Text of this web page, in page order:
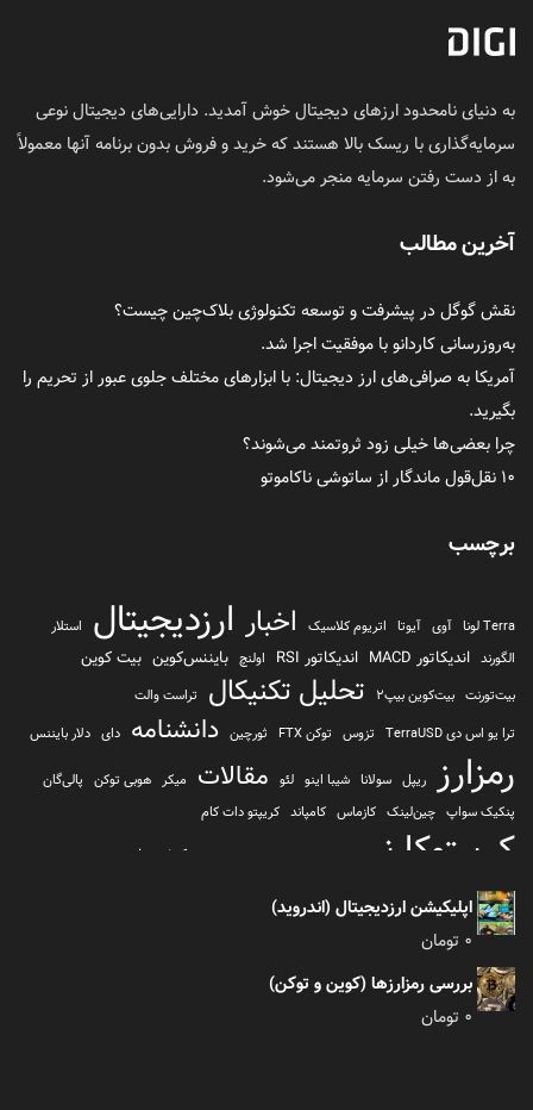
به دنیای نامحدود ارزهای دیجیتال خوش آمدید. دارایی‌های دیجیتال نوعی
سرمایه‌گذاری با ریسک بالا هستند که خرید و فروش بدون برنامه آنها معمولاً
به از دست رفتن سرمایه منجر می‌شود.
آخرین مطالب
نقش گوگل در پیشرفت و توسعه تکنولوژی بلاک‌چین چیست؟
به‌روزرسانی کاردانو با موفقیت اجرا شد.
آمریکا به صرافی‌های ارز دیجیتال: با ابزارهای مختلف جلوی عبور از تحریم را
بگیرید.
چرا بعضی‌ها خیلی زود ثروتمند می‌شوند؟
۱۰ نقل‌قول ماندگار از ساتوشی ناکاموتو
برچسب
Terra لونا آوی آیوتا اتریوم کلاسیک اخبار ارزدیجیتال
استلار
الگورند اندیکاتور MACD اندیکاتور RSI اولنچ بایننس‌کوین بیت کوین
بیت‌تورنت بیت‌کوین بیپ2 تحلیل تکنیکال
تراست والت
ترا یو اس دی TerraUSD
تزوس توکن FTX ثورچین دانشنامه دای دلار بایننس
رمزارز ریپل سولانا شیبا اینو لئو مقالات میکر هوبی توکن پالی‌گان
پنکیک سواپ چین‌لینک کازماس کامپاند کریپتو دات کام
کریپتوکارنسی کیف پول
کیف پول تراست والت
اپلیکیشن ارزدیجیتال (اندروید)
0 تومان
بررسی رمزارزها (کوین و توکن)
0 تومان